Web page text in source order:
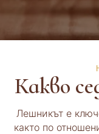
Какво
Лешникът е
както по